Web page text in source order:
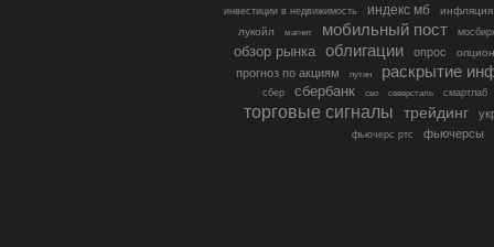
инвестиции в недвижимость индекс мб
инфляция
лукойл
магнит мобильный пост
обзор рынка облигации опрос
прогноз по акциям путин раскрытие
сбер сбербанк сво северсталь смартлаб
торговые сигналы трейдинг
фьючерс ртс фьючерсы